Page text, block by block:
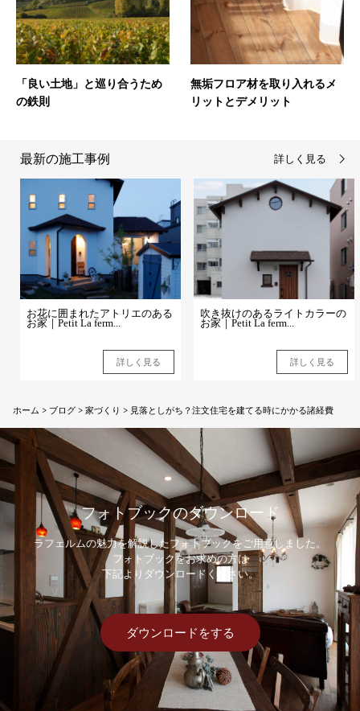
「良い土地」と巡り合うため
の鉄則
無垢フロア材を取り入れるメ
リットとデメリット
最新の施工事例 詳しく見る
お花に囲まれたアトリエのある
お家｜Petit La ferm...
詳しく見る
吹き抜けのあるライトカラーの
お家｜Petit La ferm...
詳しく見る
ホーム > ブログ > 家づくり > 見落としがち？注文住宅を建てる時にかかる諸経費
フォトブックのダウンロード
ラフェルムの魅力を解説したフォトブックをご用意しました。
フォトブックをお求めの方は
下記よりダウンロードください。
ダウンロードをする